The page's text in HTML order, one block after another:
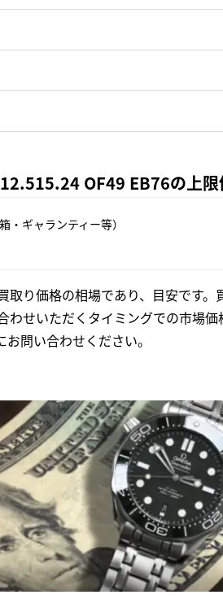
OF49 EB76の上
・ギャランティー等）
取り価格の相場であり、目安です
わせいただくタイミングでの市場
問い合わせください。